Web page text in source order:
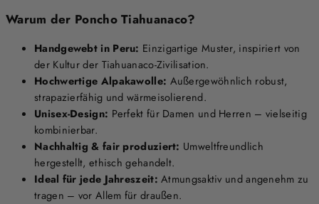
Warum der Poncho Tiahuanaco?
Handgewebt in Peru: Einzigartige Muster, inspiriert von
der Kultur der Tiahuanaco-Zivilisation.
Hochwertige Alpakawolle: Außergewöhnlich robust,
strapazierfähig und wärmeisolierend.
Unisex-Design: Perfekt für Damen und Herren – vielseitig
kombinierbar.
Nachhaltig & fair produziert: Umweltfreundlich
hergestellt, ethisch gehandelt.
Ideal für jede Jahreszeit: Atmungsaktiv und angenehm zu
tragen – vor Allem für draußen.